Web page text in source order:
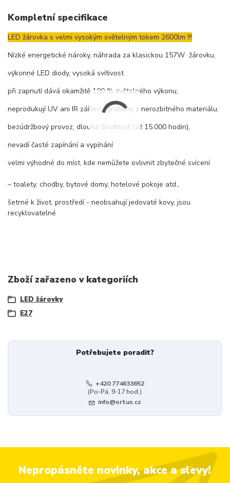
Kompletní specifikace
LED žárovka s velmi vysokým světelným tokem 2600lm !!!
Nízké energetické nároky, náhrada za klasickou 157W žárovku,
výkonné LED diody, vysoká svítivost
při zapnutí dává okamžitě 100 % světelného výkonu,
neprodukují UV ani IR záření, vyrobeny z nerozbitného materiálu,
bezúdržbový provoz, dlouhá životnost (až 15.000 hodin),
nevadí časté zapínání a vypínání
velmi výhodné do míst, kde nemůžete ovlivnit zbytečné svícení
– toalety, chodby, bytové domy, hotelové pokoje atd.,
šetrné k život. prostředí - neobsahují jedovaté kovy, jsou
recyklovatelné
Zboží zařazeno v kategoriích
LED žárovky
E27
Potřebujete poradit?
+420 774633652
(Po-Pá, 9-17 hod.)
info@ortus.cz
Nepropásněte novinky, akce a slevy!